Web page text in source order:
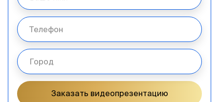
Заказать видеопрезентацию